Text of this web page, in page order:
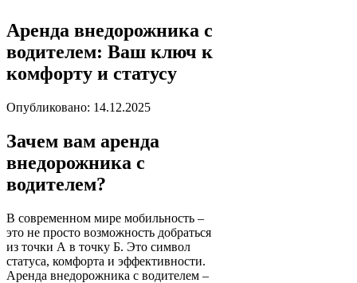
Аренда внедорожника с
водителем: Ваш ключ к
комфорту и статусу
Опубликовано: 14.12.2025
Зачем вам аренда
внедорожника с
водителем?
В современном мире мобильность –
это не просто возможность добраться
из точки А в точку Б. Это символ
статуса, комфорта и эффективности.
Аренда внедорожника с водителем –